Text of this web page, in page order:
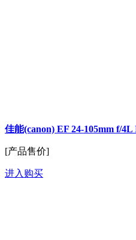
佳能(canon) EF 24-105mm f/4L
[产品售价]
进入购买